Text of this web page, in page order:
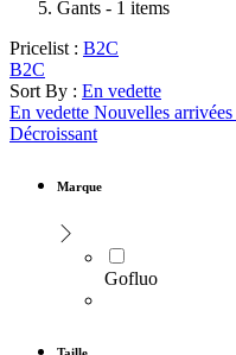
Gants - 1 items
Pricelist : B2C
B2C
Sort By : En vedette
En vedette Nouvelles arrivées
Décroissant
Marque
Gofluo